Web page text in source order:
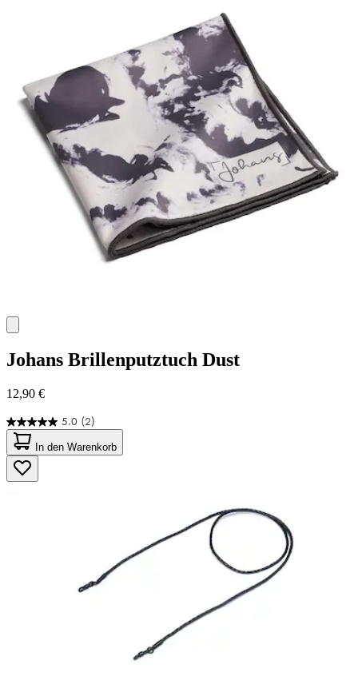
Johans Brillenputztuch Dust
12,90 €
5.0 (2)
5.0
von
5
Sternen.
2
In den Warenkorb